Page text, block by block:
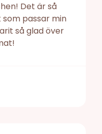
Det är så
passar min
så glad över